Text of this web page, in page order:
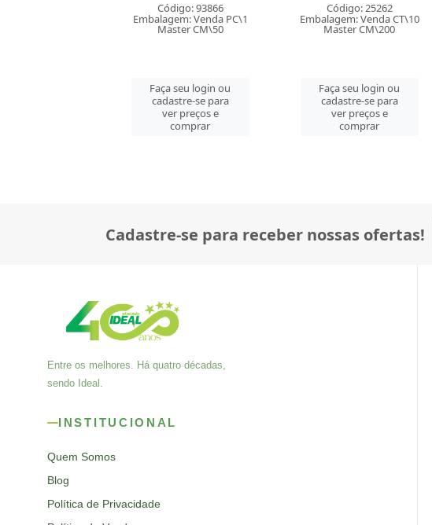
Código: 25262
Embalagem: Venda CT\10
Master CM\200
Faça seu login ou
cadastre-se para
ver preços e
comprar
Código: 93866
Embalagem: Venda PC\1
Master CM\50
Faça seu login ou
cadastre-se para
ver preços e
comprar
Cadastre-se para receber nossas ofertas!
Entre os melhores. Há quatro décadas,
sendo Ideal.
INSTITUCIONAL
Quem Somos
Blog
Política de Privacidade